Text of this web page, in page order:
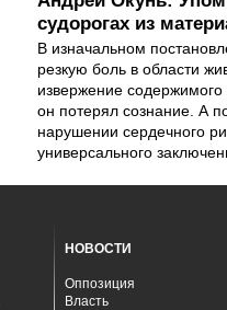
судорогах из
В изначальном
резкую боль в области
извержение содержимого
он потерял сознание. А
нарушении сердечного
универсального
НОВОСТИ
Оппозиция
Власть